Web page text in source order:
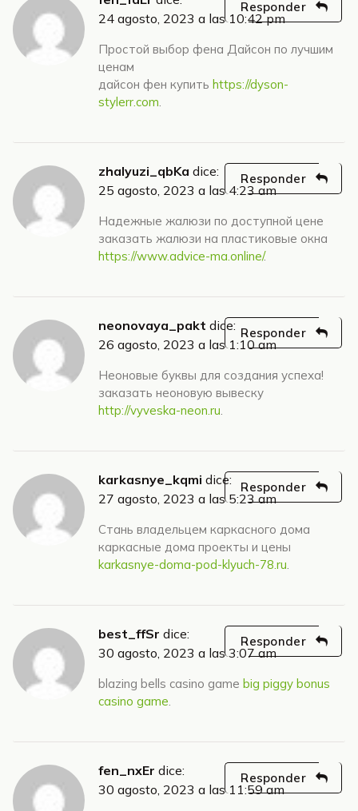
24 agosto, 2023 a las 10:42 pm
Простой выбор фена Дайсон по лучшим
ценам
дайсон фен купить https://dyson-
stylerr.com
Responder
zhalyuzi_qbKa dice:
25 agosto, 2023 a las 4:23 am
Надежные жалюзи по доступной цене
заказать жалюзи на пластиковые окна
https://www.advice-ma.online/.
Responder
neonovaya_pakt dice:
26 agosto, 2023 a las 1:10 am
Неоновые буквы для создания успеха!
заказать неоновую вывеску
http://vyveska-neon.ru
Responder
karkasnye_kqmi dice:
27 agosto, 2023 a las 5:23 am
Стань владельцем каркасного дома
каркасные дома проекты и цены
karkasnye-doma-pod-klyuch-78.ru
Responder
best_ffSr dice:
30 agosto, 2023 a las 3:07 am
blazing bells casino game big piggy bonus
casino game
Responder
fen_nxEr dice:
30 agosto, 2023 a las 11:59 am
Responder